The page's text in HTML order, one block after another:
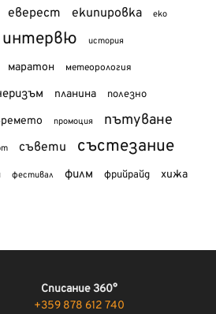
еверест екипировка еко
интервю история
маратон метеорология
планина полезно
промоция пътуване
съвети състезание
фестивал филм фрийрайд хижа
Списание 360°
+359 878 612 740